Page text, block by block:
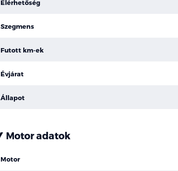
Elérhetőség
Szegmens
Futott km-ek
Évjárat
Állapot
Motor adatok
Motor